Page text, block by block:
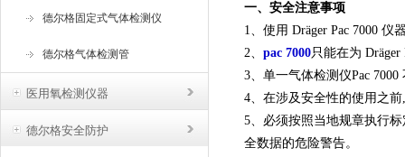
德尔格固定式气体检测仪
德尔格气体检测管
医用氧检测仪器
德尔格安全防护
一、安全注意事项
1、使用 Dräger Pac 7000
2、 pac 7000只能在为
3、单一气体检测仪Pac
4、在涉及安全性的使用之
5、必须按照当地规章执行
全数据的危险警告。